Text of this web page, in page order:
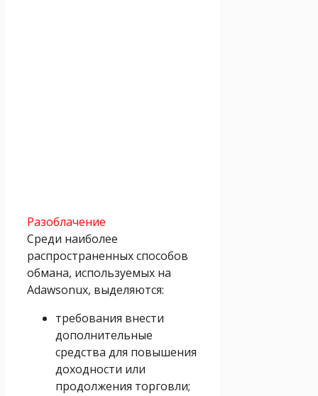
Разоблачение
Среди наиболее
распространенных способов
обмана, используемых на
Adawsonux, выделяются:
требования внести
дополнительные
средства для повышения
доходности или
продолжения торговли;